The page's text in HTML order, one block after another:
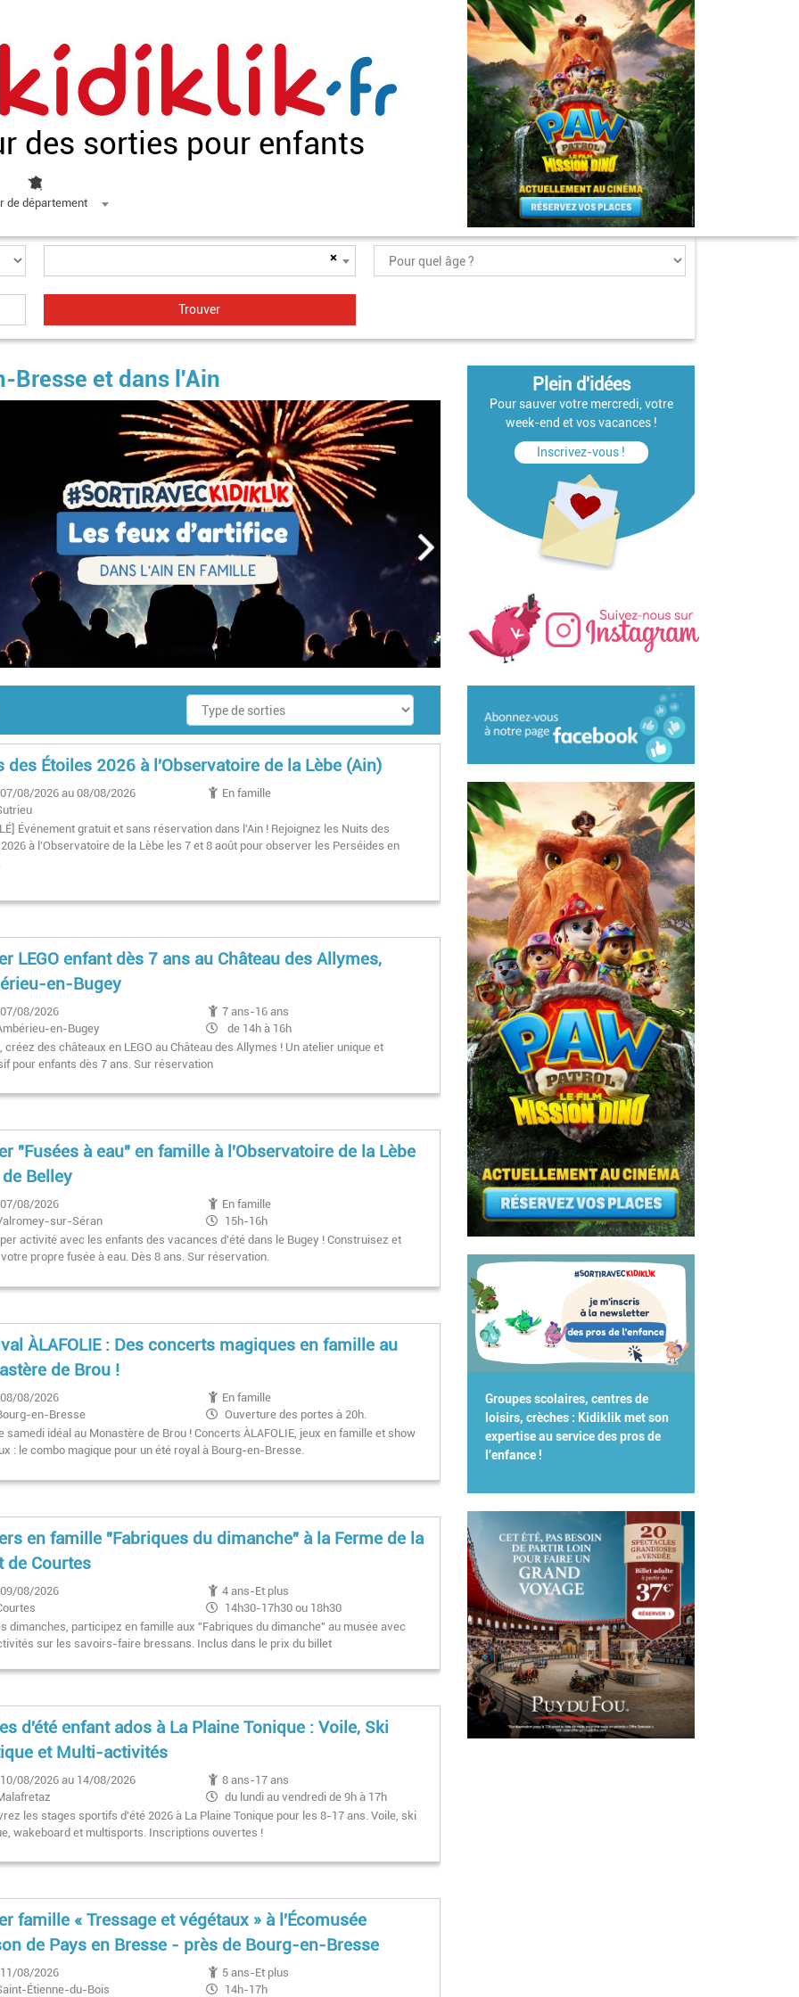
des sorties pour enfants
de département
×
Bresse et dans l'Ain
des Étoiles 2026 à l'Observatoire de la Lèbe (Ain)
07/08/2026 au 08/08/2026
En famille
Événement gratuit et sans réservation dans l'Ain ! Rejoignez les Nuits des
à l'Observatoire de la Lèbe les 7 et 8 août pour observer les Perséides en
LEGO enfant dès 7 ans au Château des Allymes,
en-Bugey
07/08/2026
7 ans-16 ans
en-Bugey
de 14h à 16h
créez des châteaux en LEGO au Château des Allymes ! Un atelier unique et
pour enfants dès 7 ans. Sur réservation
"Fusées à eau" en famille à l'Observatoire de la Lèbe
Belley
07/08/2026
En famille
sur-Séran
15h-16h
activité avec les enfants des vacances d'été dans le Bugey ! Construisez et
votre propre fusée à eau. Dès 8 ans. Sur réservation.
ÀLAFOLIE : Des concerts magiques en famille au
de Brou !
08/08/2026
En famille
en-Bresse
Ouverture des portes à 20h.
Concert à 20h30
samedi idéal au Monastère de Brou ! Concerts ÀLAFOLIE, jeux en famille et show
: le combo magique pour un été royal à Bourg-en-Bresse.
en famille "Fabriques du dimanche" à la Ferme de la
de Courtes
09/08/2026
4 ans-Et plus
14h30-17h30 ou 18h30
dimanches, participez en famille aux "Fabriques du dimanche" au musée avec
sur les savoirs-faire bressans. Inclus dans le prix du billet
d'été enfant ados à La Plaine Tonique : Voile, Ski
et Multi-activités
10/08/2026 au 14/08/2026
8 ans-17 ans
du lundi au vendredi de 9h à 17h
les stages sportifs d'été 2026 à La Plaine Tonique pour les 8-17 ans. Voile, ski
wakeboard et multisports. Inscriptions ouvertes !
famille « Tressage et végétaux » à l'Écomusée
de Pays en Bresse - près de Bourg-en-Bresse
11/08/2026
5 ans-Et plus
Étienne-du-Bois
14h-17h
Plein d'idées
Pour sauver votre mercredi, votre
week-end et vos vacances !
Inscrivez-vous !
Groupes scolaires, centres de
loisirs, crèches : Kidiklik met son
expertise au service des pros de
l'enfance !